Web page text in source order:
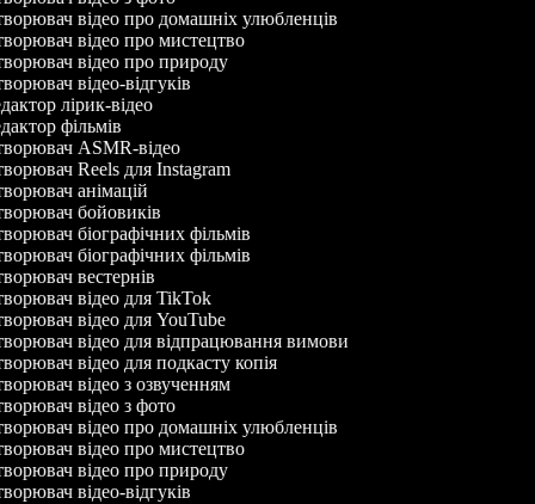
відео про домашніх улюбленців
відео про мистецтво
відео про природу
відео-відгуків
лірик-відео
фільмів
ASMR-відео
Reels для Instagram
анімацій
бойовиків
біографічних фільмів
біографічних фільмів
вестернів
відео для TikTok
відео для YouTube
відео для відпрацювання вимови
відео для подкасту копія
відео з озвученням
відео з фото
відео про домашніх улюбленців
відео про мистецтво
відео про природу
відео-відгуків